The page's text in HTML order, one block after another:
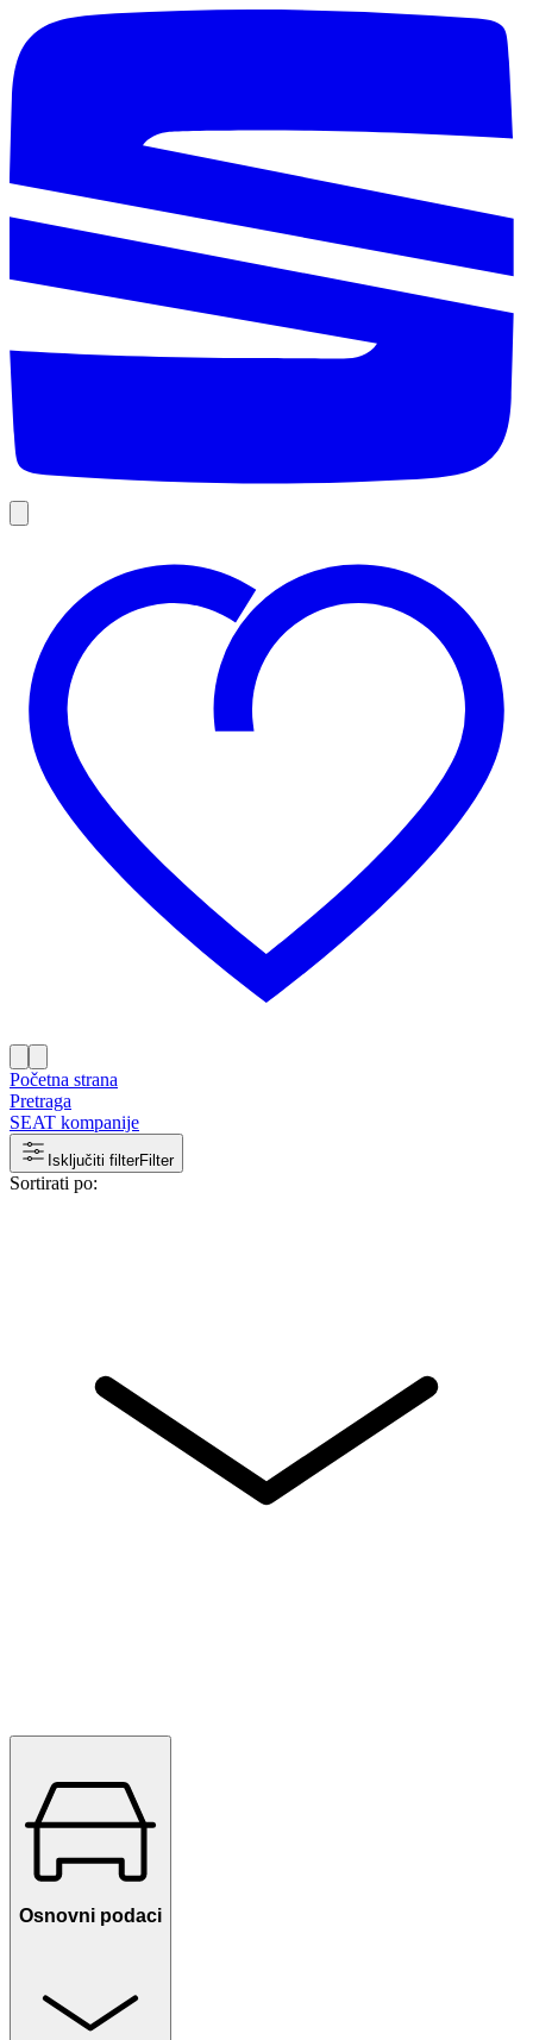
Početna strana
Pretraga
SEAT kompanije
Isključiti filterFilter
Sortirati po:
Osnovni podaci